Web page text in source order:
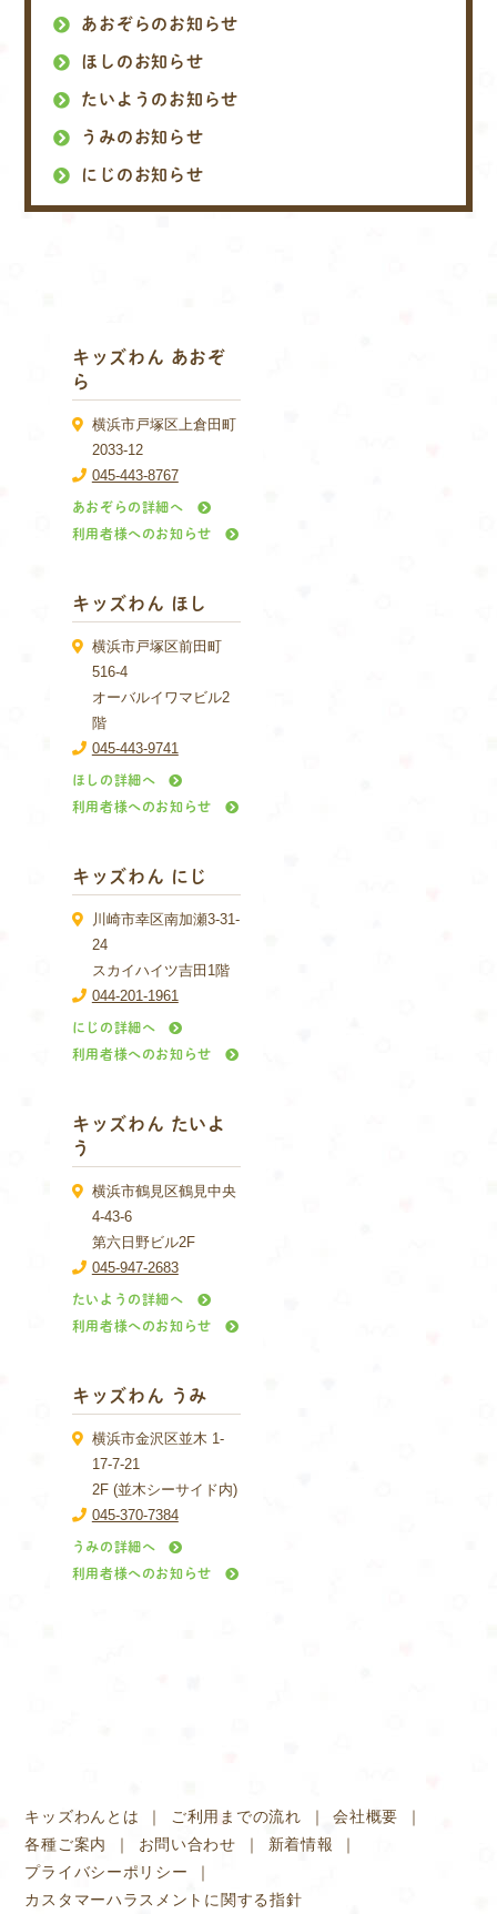
あおぞらのお知らせ
ほしのお知らせ
たいようのお知らせ
うみのお知らせ
にじのお知らせ
キッズわん あおぞ
ら
横浜市戸塚区上倉田町
2033-12
045-443-8767
あおぞらの詳細へ
利用者様へのお知らせ
キッズわん ほし
横浜市戸塚区前田町
516-4
オーバルイワマビル2
階
045-443-9741
ほしの詳細へ
利用者様へのお知らせ
キッズわん にじ
川崎市幸区南加瀬3-31-
24
スカイハイツ吉田1階
044-201-1961
にじの詳細へ
利用者様へのお知らせ
キッズわん たいよ
う
横浜市鶴見区鶴見中央
4-43-6
第六日野ビル2F
045-947-2683
たいようの詳細へ
利用者様へのお知らせ
キッズわん うみ
横浜市金沢区並木 1-
17-7-21
2F (並木シーサイド内)
045-370-7384
うみの詳細へ
利用者様へのお知らせ
キッズわんとは ご利用までの流れ
会社概要
各種ご案内
お問い合わせ
新着情報
プライバシーポリシー
カスタマーハラスメントに関する指針